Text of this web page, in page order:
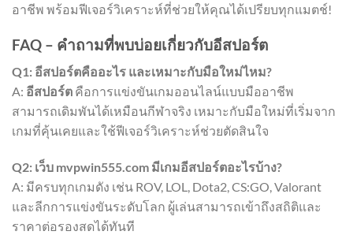
อาชีพ พร้อมฟีเจอร์วิเคราะห์ที่ช่วยให้คุณได้เปรียบทุกแมตช์!
FAQ – คำถามที่พบบ่อยเกี่ยวกับอีสปอร์ต
Q1: อีสปอร์ตคืออะไร และเหมาะกับมือใหม่ไหม?
A: อีสปอร์ต คือการแข่งขันเกมออนไลน์แบบมืออาชีพ
สามารถเดิมพันได้เหมือนกีฬาจริง เหมาะกับมือใหม่ที่เริ่มจาก
เกมที่คุ้นเคยและใช้ฟีเจอร์วิเคราะห์ช่วยตัดสินใจ
Q2: เว็บ mvpwin555.com มีเกมอีสปอร์ตอะไรบ้าง?
A: มีครบทุกเกมดัง เช่น ROV, LOL, Dota2, CS:GO, Valorant
และลีกการแข่งขันระดับโลก ผู้เล่นสามารถเข้าถึงสถิติและ
ราคาต่อรองสดได้ทันที